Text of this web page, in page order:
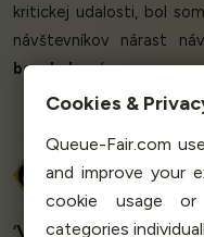
kritickej udalosti, bol
návštevníkov nárast
bezchybne.’
‘Vynikajúca
Cookies &
Queue-Fair.com
and improve your
cookie usage
categories